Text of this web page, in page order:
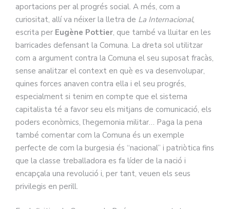
aportacions per al progrés social. A més, com a
curiositat, allí va néixer la lletra de La Internacional,
escrita per Eugène Pottier, que també va lluitar en les
barricades defensant la Comuna. La dreta sol utilitzar
com a argument contra la Comuna el seu suposat fracàs,
sense analitzar el context en què es va desenvolupar,
quines forces anaven contra ella i el seu progrés,
especialment si tenim en compte que el sistema
capitalista té a favor seu els mitjans de comunicació, els
poders econòmics, l’hegemonia militar… Paga la pena
també comentar com la Comuna és un exemple
perfecte de com la burgesia és “nacional” i patriòtica fins
que la classe treballadora es fa líder de la nació i
encapçala una revolució i, per tant, veuen els seus
privilegis en perill.